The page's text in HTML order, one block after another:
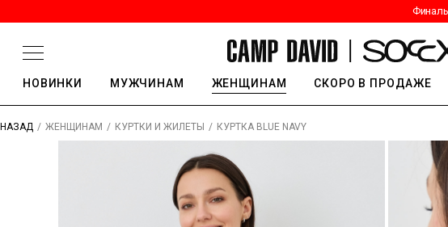
НОВИНКИ МУЖЧИНАМ ЖЕНЩИНАМ СКОРО В ПРОДАЖЕ
НАЗАД / ЖЕНЩИНАМ / КУРТКИ И ЖИЛЕТЫ / КУРТКА BLUE NAVY